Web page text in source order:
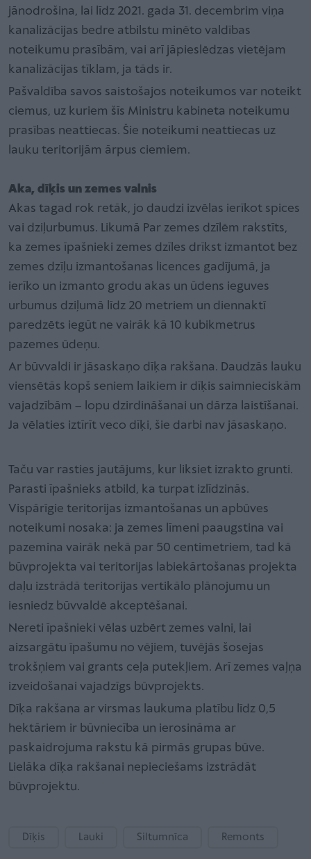
jānodrošina, lai līdz 2021. gada 31. decembrim viņa
kanalizācijas bedre atbilstu minēto valdības
noteikumu prasībām, vai arī jāpieslēdzas vietējam
kanalizācijas tīklam, ja tāds ir.
Pašvaldība savos saistošajos noteikumos var noteikt
ciemus, uz kuriem šīs Ministru kabineta noteikumu
prasības neattiecas. Šie noteikumi neattiecas uz
lauku teritorijām ārpus ciemiem.
Aka, dīķis un zemes valnis
Akas tagad rok retāk, jo daudzi izvēlas ierīkot spices
vai dziļurbumus. Likumā Par zemes dzīlēm rakstīts,
ka zemes īpašnieki zemes dzīles drīkst izmantot bez
zemes dzīļu izmantošanas licences gadījumā, ja
ierīko un izmanto grodu akas un ūdens ieguves
urbumus dziļumā līdz 20 metriem un diennaktī
paredzēts iegūt ne vairāk kā 10 kubikmetrus
pazemes ūdeņu.
Ar būvvaldi ir jāsaskaņo dīķa rakšana. Daudzās lauku
viensētās kopš seniem laikiem ir dīķis saimnieciskām
vajadzībām – lopu dzirdināšanai un dārza laistīšanai.
Ja vēlaties iztīrīt veco dīķi, šie darbi nav jāsaskaņo.
Taču var rasties jautājums, kur liksiet izrakto grunti.
Parasti īpašnieks atbild, ka turpat izlīdzinās.
Vispārīgie teritorijas izmantošanas un apbūves
noteikumi nosaka: ja zemes līmeni paaugstina vai
pazemina vairāk nekā par 50 centimetriem, tad kā
būvprojekta vai teritorijas labiekārtošanas projekta
daļu izstrādā teritorijas vertikālo plānojumu un
iesniedz būvvaldē akceptēšanai.
Nereti īpašnieki vēlas uzbērt zemes valni, lai
aizsargātu īpašumu no vējiem, tuvējās šosejas
trokšņiem vai grants ceļa putekļiem. Arī zemes vaļņa
izveidošanai vajadzīgs būvprojekts.
Dīķa rakšana ar virsmas laukuma platību līdz 0,5
hektāriem ir būvniecība un ierosināma ar
paskaidrojuma rakstu kā pirmās grupas būve.
Lielāka dīķa rakšanai nepieciešams izstrādāt
būvprojektu.
Dīķis Lauki Siltumnīca Remonts